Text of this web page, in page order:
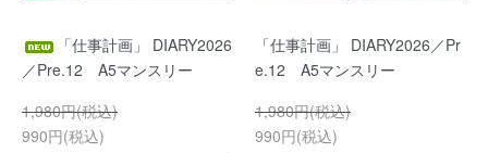
「仕事計画」 DIARY2026
／Pre.12 A5マンスリー
1,980円(税込)
990円(税込)
「仕事計画」 DIARY2026／Pr
e.12 A5マンスリー
1,980円(税込)
990円(税込)